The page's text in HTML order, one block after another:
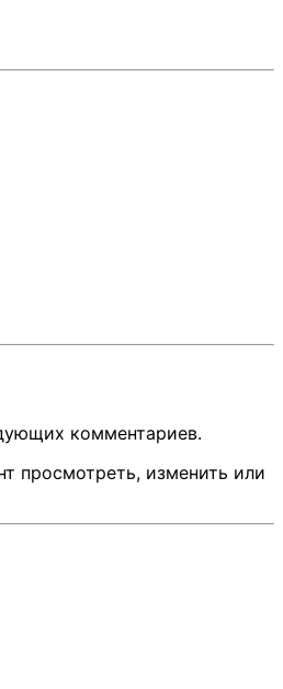
комментариев.
просмотреть, изменить или